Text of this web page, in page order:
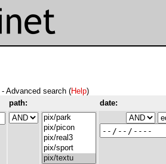
- Advanced search (Help)
path: date: